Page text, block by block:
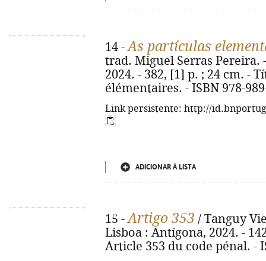
14 -As partículas
trad. Miguel Serras Pereira.
2024. - 382, [1] p. ; 24 cm. -
élémentaires. - ISBN 978-
Link persistente: http://
ADICIONAR À LISTA
15 -Artigo 353 / Tanguy
Lisboa : Antígona, 2024. -
Article 353 du code pénal. -